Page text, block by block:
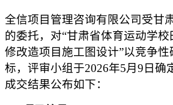
全信项目管理咨询有限公司受甘
的委托，对“甘肃省体育运动学
修改造项目施工图设计”以竞争性
标， 评审小组于2026年5月 9 日确
成交结果公布如下：